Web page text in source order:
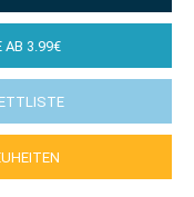
AB 3.99€